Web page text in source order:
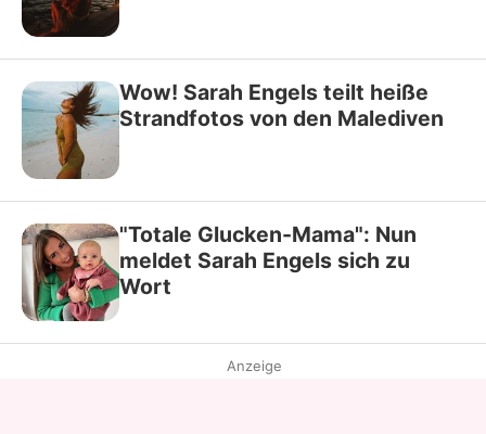
Wow! Sarah Engels teilt heiße
Strandfotos von den Malediven
"Totale Glucken-Mama": Nun
meldet Sarah Engels sich zu
Wort
Anzeige